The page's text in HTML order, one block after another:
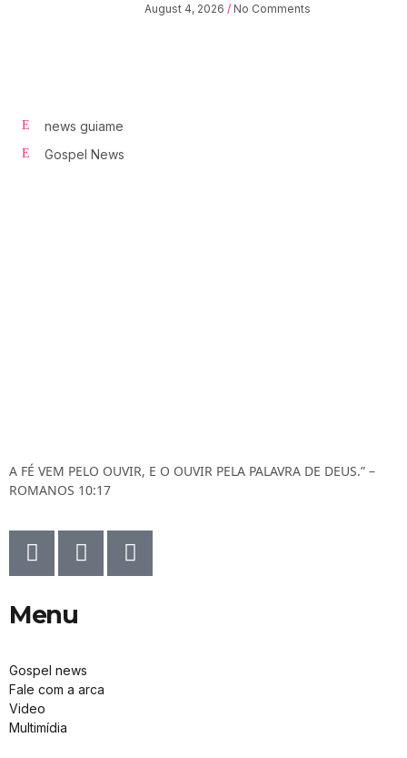
August 4, 2026 No Comments
news guiame
Gospel News
A FÉ VEM PELO OUVIR, E O OUVIR PELA PALAVRA DE DEUS.” –
ROMANOS 10:17
Menu
Gospel news
Fale com a arca
Video
Multimídia